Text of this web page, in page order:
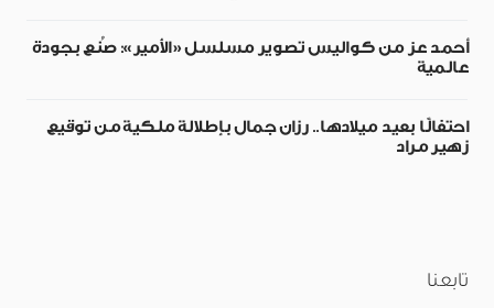
أحمد عز من كواليس تصوير مسلسل «الأمير»: صُنع بجودة
عالمية
احتفالًا بعيد ميلادها.. رزان جمال بإطلالة ملكية من توقيع
زهير مراد
تابعنا